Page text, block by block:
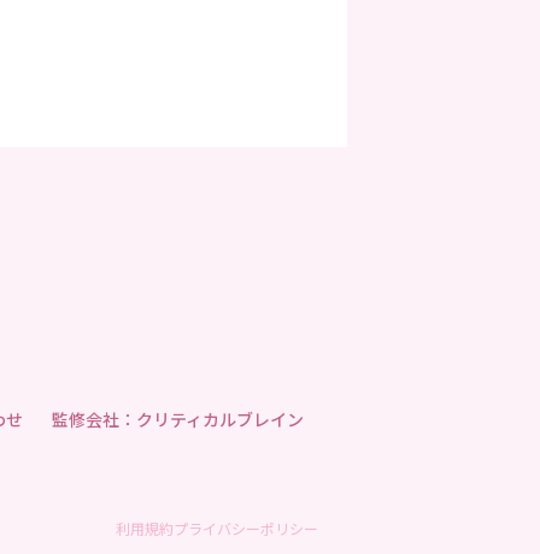
せ 監修会社：クリティカルブレイン
利用規約プライバシーポリシー